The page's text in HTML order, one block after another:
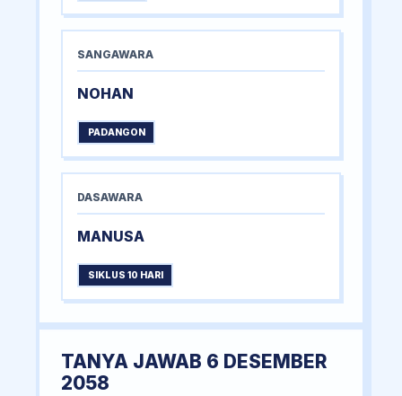
SANGAWARA
NOHAN
PADANGON
DASAWARA
MANUSA
SIKLUS 10 HARI
TANYA JAWAB 6 DESEMBER
2058